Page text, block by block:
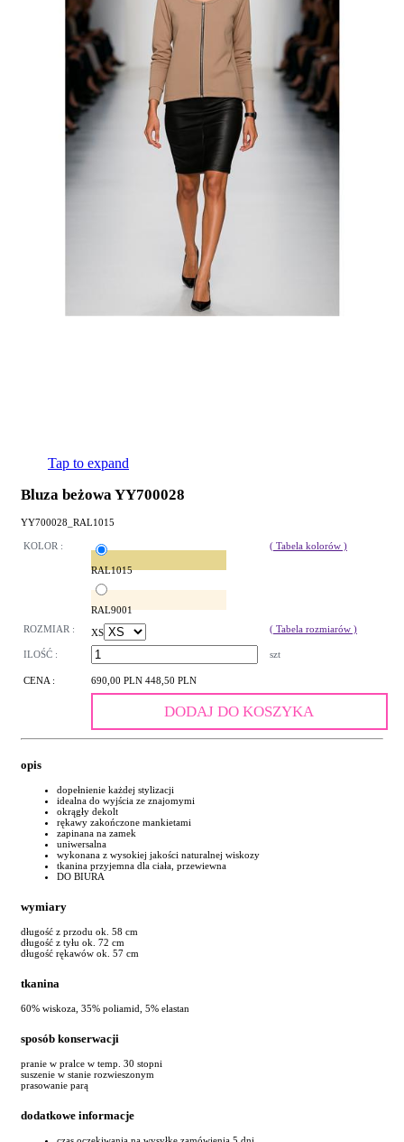
Tap to expand
Bluza beżowa YY700028
YY700028_RAL1015
KOLOR :
RAL1015
RAL9001
( Tabela kolorów )
ROZMIAR : XS ( Tabela rozmiarów )
ILOŚĆ : szt
CENA : 690,00 PLN 448,50 PLN
DODAJ DO KOSZYKA
opis
dopełnienie każdej stylizacji
idealna do wyjścia ze znajomymi
okrągły dekolt
rękawy zakończone mankietami
zapinana na zamek
uniwersalna
wykonana z wysokiej jakości naturalnej wiskozy
tkanina przyjemna dla ciała, przewiewna
DO BIURA
wymiary
długość z przodu ok. 58 cm
długość z tyłu ok. 72 cm
długość rękawów ok. 57 cm
tkanina
60% wiskoza, 35% poliamid, 5% elastan
sposób konserwacji
pranie w pralce w temp. 30 stopni
suszenie w stanie rozwieszonym
prasowanie parą
dodatkowe informacje